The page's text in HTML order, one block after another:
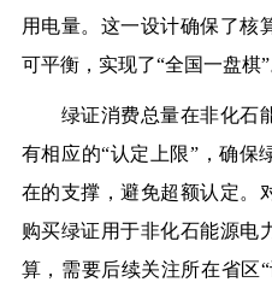
用电量。这一设计确保了核
可平衡，实现了“全国一盘棋”
绿证消费总量在非化石
有相应的“认定上限”，确保
在的支撑，避免超额认定。
购买绿证用于非化石能源电
算，需要后续关注所在省区